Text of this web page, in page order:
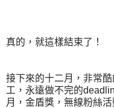
真的，就這樣結束了！
接下來的十二月，非常
工，永遠做不完的
月，金盾獎，無線粉絲